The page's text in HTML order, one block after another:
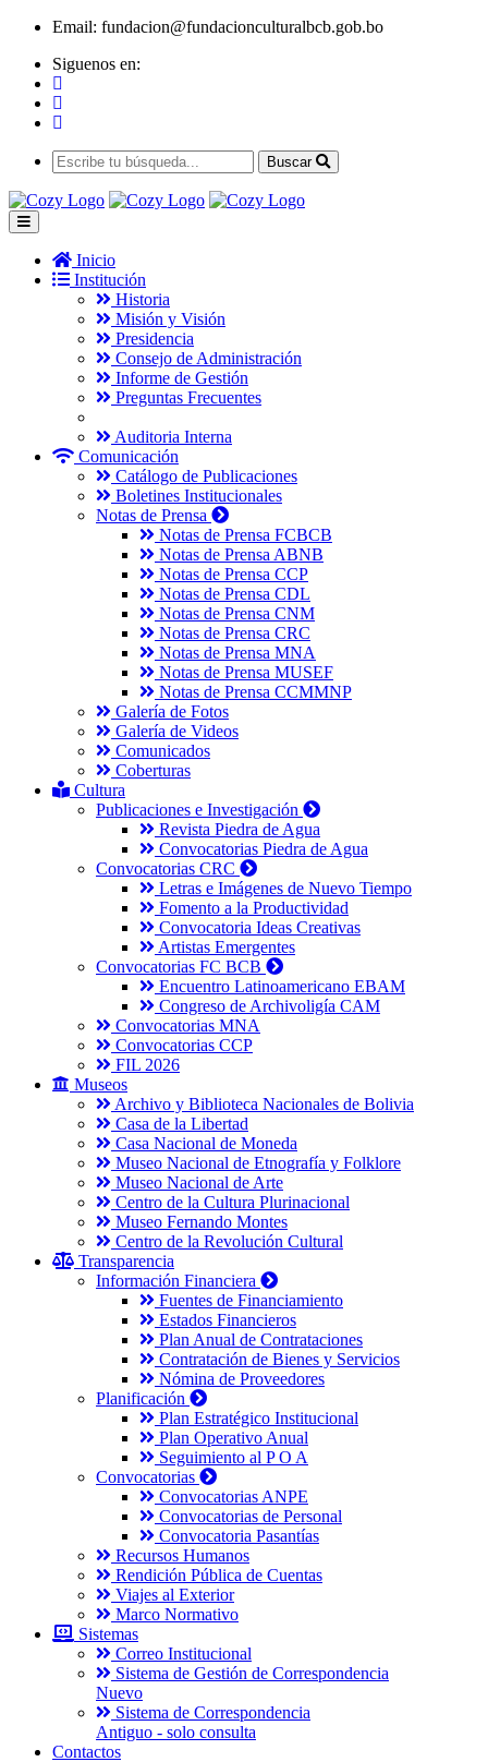
Email: fundacion@fundacionculturalbcb.gob.bo
Siguenos en:
Buscar
Inicio
Institución
Historia
Misión y Visión
Presidencia
Consejo de Administración
Informe de Gestión
Preguntas Frecuentes
Auditoria Interna
Comunicación
Catálogo de Publicaciones
Boletines Institucionales
Notas de Prensa
Notas de Prensa FCBCB
Notas de Prensa ABNB
Notas de Prensa CCP
Notas de Prensa CDL
Notas de Prensa CNM
Notas de Prensa CRC
Notas de Prensa MNA
Notas de Prensa MUSEF
Notas de Prensa CCMMNP
Galería de Fotos
Galería de Videos
Comunicados
Coberturas
Cultura
Publicaciones e Investigación
Revista Piedra de Agua
Convocatorias Piedra de Agua
Convocatorias CRC
Letras e Imágenes de Nuevo Tiempo
Fomento a la Productividad
Convocatoria Ideas Creativas
Artistas Emergentes
Convocatorias FC BCB
Encuentro Latinoamericano EBAM
Congreso de Archivoligía CAM
Convocatorias MNA
Convocatorias CCP
FIL 2026
Museos
Archivo y Biblioteca Nacionales de Bolivia
Casa de la Libertad
Casa Nacional de Moneda
Museo Nacional de Etnografía y Folklore
Museo Nacional de Arte
Centro de la Cultura Plurinacional
Museo Fernando Montes
Centro de la Revolución Cultural
Transparencia
Información Financiera
Fuentes de Financiamiento
Estados Financieros
Plan Anual de Contrataciones
Contratación de Bienes y Servicios
Nómina de Proveedores
Planificación
Plan Estratégico Institucional
Plan Operativo Anual
Seguimiento al P O A
Convocatorias
Convocatorias ANPE
Convocatorias de Personal
Convocatoria Pasantías
Recursos Humanos
Rendición Pública de Cuentas
Viajes al Exterior
Marco Normativo
Sistemas
Correo Institucional
Sistema de Gestión de Correspondencia
Nuevo
Sistema de Correspondencia
Antiguo - solo consulta
Contactos